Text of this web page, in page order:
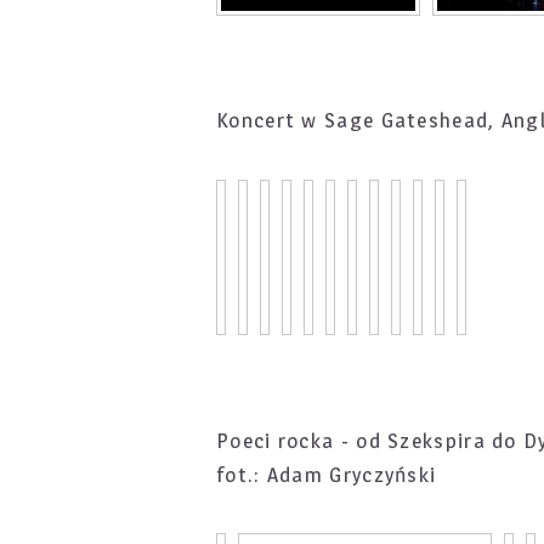
Koncert w Sage Gateshead,
Poeci rocka - od Szekspira do
fot.: Adam Gryczyński